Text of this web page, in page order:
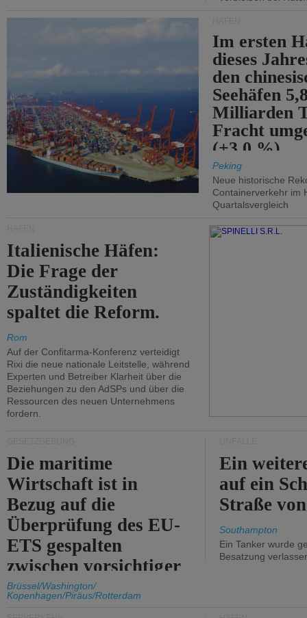
Im ersten
dieses
den
Seehäfen
Milliarden
Fracht
(+3,0 %).
Peking
Neue historische
Containerverkehr im
Quartalsvergleich
Italienische Häfen:
Die Frage der
Zuständigkeiten
spaltet die Reform.
Rom
Auf der Confitarma-Konferenz verteidigt
Rixi die neue nationale Leitstelle, während
Experten und Betreiber Klarheit über die
Beziehungen zu den AdSPs und über die
Ressourcen des neuen Unternehmens
fordern.
Die maritime
Wirtschaft ist in
Bezug auf die
Überprüfung des EU-
ETS gespalten
zwischen vorsichtiger
Unterstützung und
Kritik.
Brüssel/Washington/
Kopenhagen/Piräus/Rotterdam
Ein
auf ein
Straße
Southampton
Ein Tanker wurde
Besatzung